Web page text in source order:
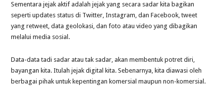
Sementara jejak aktif adalah jejak yang secara sadar kita bagikan
seperti updates status di Twitter, Instagram, dan Facebook, tweet
yang retweet, data geolokasi, dan foto atau video yang dibagikan
melalui media sosial.
Data-data tadi sadar atau tak sadar, akan membentuk potret diri,
bayangan kita. Itulah jejak digital kita. Sebenarnya, kita diawasi oleh
berbagai pihak untuk kepentingan komersial maupun non-komersial.